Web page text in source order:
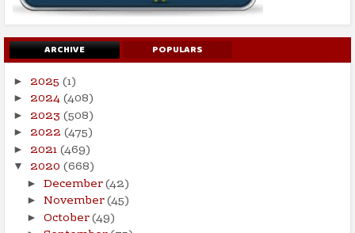
ARCHIVE POPULARS
► 2025 (1)
► 2024(408)
► 2023 (508)
► 2022 (475)
► 2021(469)
▼ 2020 (668)
► December(42)
► November(45)
► October(49)